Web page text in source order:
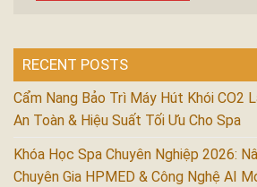
RECENT POSTS
Cẩm Nang Bảo Trì Máy Hút Khói CO2
An Toàn & Hiệu Suất Tối Ưu Cho Spa
Khóa Học Spa Chuyên Nghiệp 2026:
Chuyên Gia HPMED & Công Nghệ AI